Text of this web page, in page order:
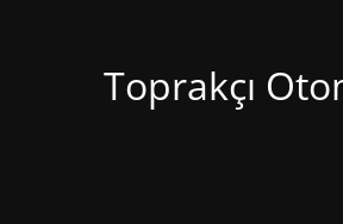
Toprakçı